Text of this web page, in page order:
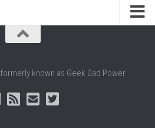
known as Geek Dad Power